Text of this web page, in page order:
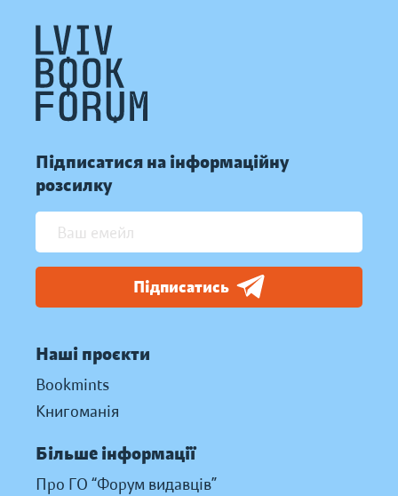
Підписатися на інформаційну
розсилку
Підписатись
Наші проєкти
Bookmints
Книгоманія
Більше інформації
Про ГО “Форум видавців”